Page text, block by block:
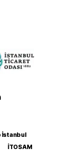
İstanbul
İTOSAM